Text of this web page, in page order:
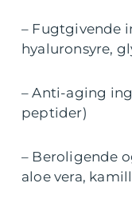
– Fugtgivende
hyaluronsyre,
– Anti-aging
peptider)
– Beroligende
aloe vera,